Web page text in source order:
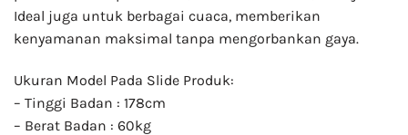
Ideal juga untuk berbagai cuaca, memberikan
kenyamanan maksimal tanpa mengorbankan gaya.
Ukuran Model Pada Slide Produk:
– Tinggi Badan : 178cm
– Berat Badan : 60kg